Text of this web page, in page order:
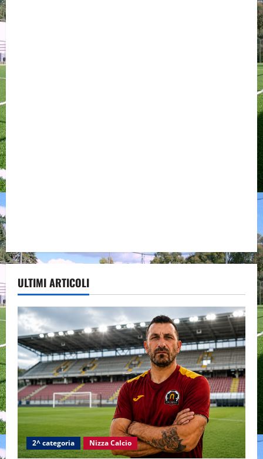
ULTIMI ARTICOLI
2^ categoria Nizza Calcio